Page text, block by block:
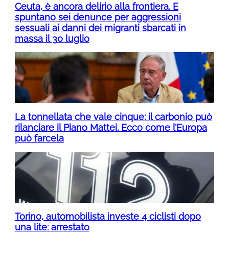
Ceuta, è ancora delirio alla frontiera. E
spuntano sei denunce per aggressioni
sessuali ai danni dei migranti sbarcati in
massa il 30 luglio
La tonnellata che vale cinque: il carbonio può
rilanciare il Piano Mattei. Ecco come l’Europa
può farcela
Torino, automobilista investe 4 ciclisti dopo
una lite: arrestato